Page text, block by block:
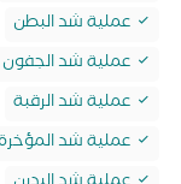
عملية شد البطن
عملية شد الجفون
عملية شد الرقبة
عملية شد المؤخرة